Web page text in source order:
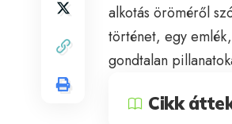
alkotás öröméről
történet, egy
gondtalan
Cikk